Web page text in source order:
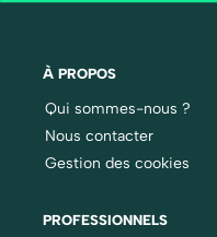
À PROPOS
Qui sommes-nous ?
Nous contacter
Gestion des cookies
PROFESSIONNELS